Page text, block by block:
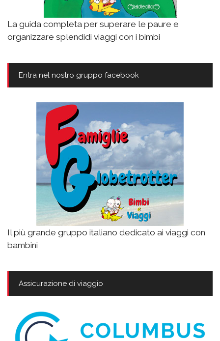
La guida completa per superare le paure e
organizzare splendidi viaggi con i bimbi
Entra nel nostro gruppo facebook
Il più grande gruppo italiano dedicato ai viaggi con
bambini
Assicurazione di viaggio